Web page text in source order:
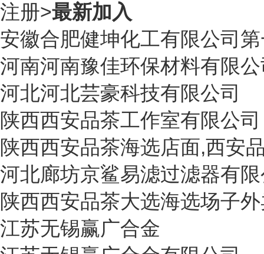
注册>最新加入
安徽合肥健坤化工有限公司
河南河南豫佳环保材料有限
河北河北芸豪科技有限公司
陕西西安品茶工作室有限公司
陕西西安品茶海选店面,西安
河北廊坊京鲨易滤过滤器有
陕西西安品茶大选海选场子
江苏无锡赢广合金